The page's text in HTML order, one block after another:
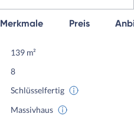
Merkmale Preis
139 m²
8
Schlüsselfertig
Massivhaus